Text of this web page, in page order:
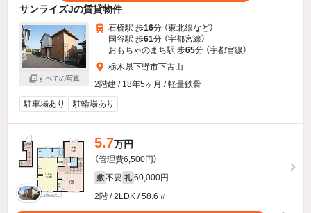
サンライズJの賃貸物件
すべての写真
石橋駅 歩16分 （東北線など）
国谷駅 歩61分 （宇都宮線）
おもちゃのまち駅 歩65分 （宇都宮線）
栃木県下野市下古山
2階建 / 18年5ヶ月 / 軽量鉄骨
駐車場あり
駐輪場あり
5.7万円
（管理費6,500円）
敷 不要 礼 60,000円
2階 / 2LDK / 58.6㎡